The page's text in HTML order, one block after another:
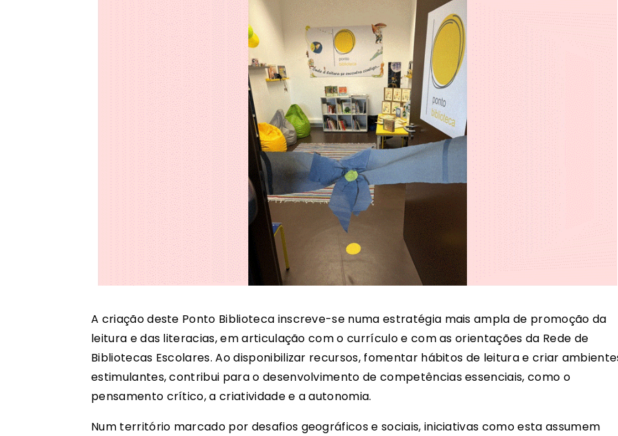
A criação deste Ponto Biblioteca inscreve-se numa estratégia mais ampla de promoção da
leitura e das literacias, em articulação com o currículo e com as orientações da Rede de
Bibliotecas Escolares. Ao disponibilizar recursos, fomentar hábitos de leitura e criar
estimulantes, contribui para o desenvolvimento de competências essenciais, como o
pensamento crítico, a criatividade e a autonomia.
Num território marcado por desafios geográficos e sociais, iniciativas como esta assumem